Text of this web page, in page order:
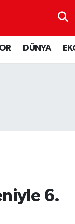
DÜNYA
6.